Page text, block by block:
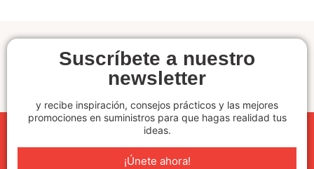
Suscríbete a nuestro
newsletter
y recibe inspiración, consejos prácticos y las mejores
promociones en suministros para que hagas realidad tus
ideas.
¡Únete ahora!